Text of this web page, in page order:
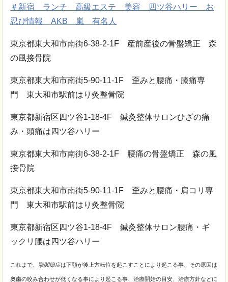
＃新宿 ランチ 高級エステ 美容 四ツ谷ハリー お
忍び情報 AKB 嵐 有名人
東京都東大和市南街6-38-2-1F 産前産後の骨盤矯正 森
の風接骨院
東京都東大和市南街5-90-11-1F 歪みと腰痛・膝痛専
門 東大和市駅前はり灸整骨院
東京都新宿区四ツ谷1-18-4F 鍼灸整体サロンひざの痛
み・頭痛は四ツ谷ハリー
東京都東大和市南街6-38-2-1F 腰痛の骨盤矯正 森の風
接骨院
東京都東大和市南街5-90-11-1F 歪みと腰痛・肩コリ専
門 東大和市駅前はり灸整骨院
東京都新宿区四ツ谷1-18-4F 鍼灸整体サロン腰痛・ギ
ックリ腰は四ツ谷ハリー
これまで、 顎関節症は下顎が後上方転位を起こすことにより起こる事、その原因は
奥歯の咬み合わせが低くなる事により起こる事、治療開始の目安、治療方針などに